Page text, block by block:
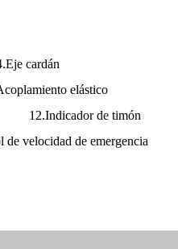
cardán
elástico
12.Indicador de timón
control de velocidad de